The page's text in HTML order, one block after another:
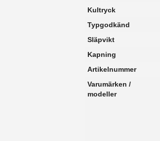
Kultryck
Typgodkänd
Släpvikt
Kapning
Artikelnummer
Varumärken /
modeller